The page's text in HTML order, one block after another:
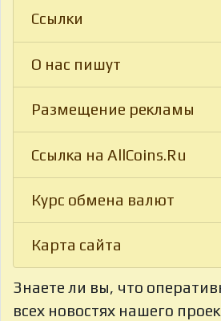
Ссылки
О нас пишут
Размещение рекламы
Ссылка на AllCoins.Ru
Курс обмена валют
Карта сайта
Знаете ли вы, что
всех новостях нашего